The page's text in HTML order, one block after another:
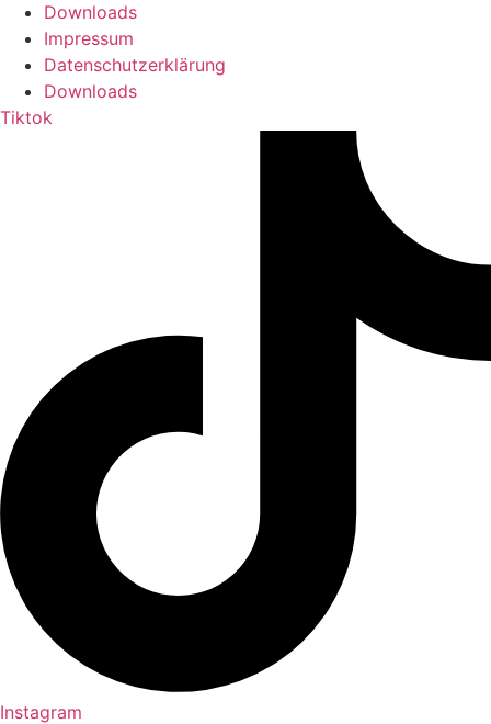
Downloads
Impressum
Datenschutzerklärung
Downloads
Tiktok
Instagram